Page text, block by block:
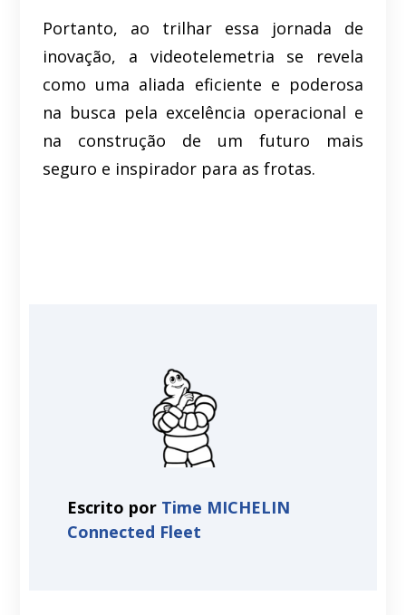
Portanto, ao trilhar essa jornada de
inovação, a videotelemetria se revela
como uma aliada eficiente e poderosa
na busca pela excelência operacional e
na construção de um futuro mais
seguro e inspirador para as frotas.
Escrito por Time MICHELIN
Connected Fleet